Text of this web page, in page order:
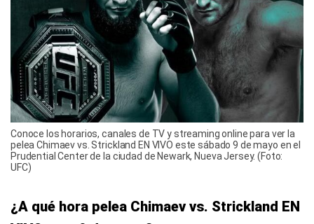
Conoce los horarios, canales de TV y streaming online para ver la
pelea Chimaev vs. Strickland EN VIVO este sábado 9 de mayo en el
Prudential Center de la ciudad de Newark, Nueva Jersey. (Foto:
UFC)
¿A qué hora pelea Chimaev vs. Strickland EN